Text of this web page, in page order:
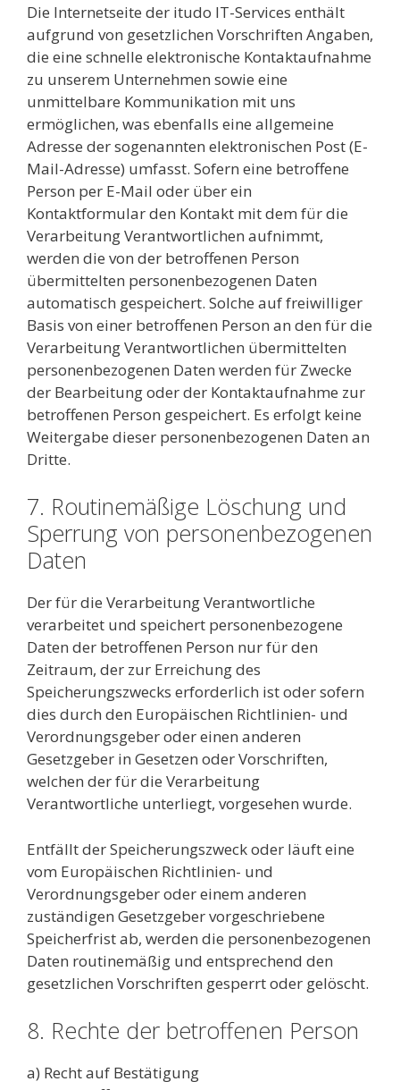
Die Internetseite der itudo IT-Services enthält
aufgrund von gesetzlichen Vorschriften Angaben,
die eine schnelle elektronische Kontaktaufnahme
zu unserem Unternehmen sowie eine
unmittelbare Kommunikation mit uns
ermöglichen, was ebenfalls eine allgemeine
Adresse der sogenannten elektronischen Post (E-
Mail-Adresse) umfasst. Sofern eine betroffene
Person per E-Mail oder über ein
Kontaktformular den Kontakt mit dem für die
Verarbeitung Verantwortlichen aufnimmt,
werden die von der betroffenen Person
übermittelten personenbezogenen Daten
automatisch gespeichert. Solche auf freiwilliger
Basis von einer betroffenen Person an den für die
Verarbeitung Verantwortlichen übermittelten
personenbezogenen Daten werden für Zwecke
der Bearbeitung oder der Kontaktaufnahme zur
betroffenen Person gespeichert. Es erfolgt keine
Weitergabe dieser personenbezogenen Daten an
Dritte.
7. Routinemäßige Löschung und
Sperrung von personenbezogenen
Daten
Der für die Verarbeitung Verantwortliche
verarbeitet und speichert personenbezogene
Daten der betroffenen Person nur für den
Zeitraum, der zur Erreichung des
Speicherungszwecks erforderlich ist oder sofern
dies durch den Europäischen Richtlinien- und
Verordnungsgeber oder einen anderen
Gesetzgeber in Gesetzen oder Vorschriften,
welchen der für die Verarbeitung
Verantwortliche unterliegt, vorgesehen wurde.
Entfällt der Speicherungszweck oder läuft eine
vom Europäischen Richtlinien- und
Verordnungsgeber oder einem anderen
zuständigen Gesetzgeber vorgeschriebene
Speicherfrist ab, werden die personenbezogenen
Daten routinemäßig und entsprechend den
gesetzlichen Vorschriften gesperrt oder gelöscht.
8. Rechte der betroffenen Person
a) Recht auf Bestätigung